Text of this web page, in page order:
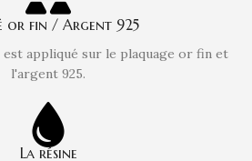
or fin / Argent 925
appliqué sur le plaquage or fin et
l'argent 925.
La résine